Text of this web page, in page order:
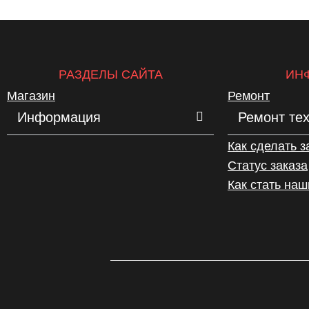
РАЗДЕЛЫ САЙТА
Магазин
Информация
Ремонт
Ремонт
Как сделать
Статус заказа
Как стать